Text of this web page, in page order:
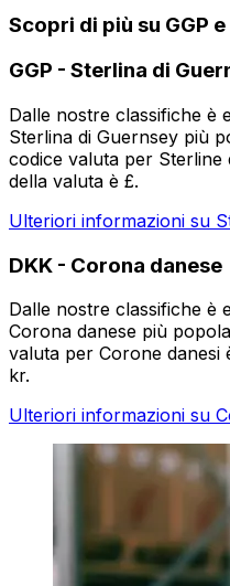
Scopri di più su GGP e
GGP - Sterlina di
Dalle nostre classifiche è
Sterlina di Guernsey più
codice valuta per Sterline
della valuta è £.
Ulteriori informazioni su
DKK - Corona danese
Dalle nostre classifiche è
Corona danese più
valuta per Corone danesi
kr.
Ulteriori informazioni su